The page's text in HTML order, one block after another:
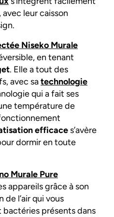
avec leur caisson
Niseko Murale
en tenant
. Elle a tout des
avec satechnologie
qui a fait ses
température de
efficace s’avère
dormir en toute
Murale Pure
appareils grâce à son
l’air qui vous
bactéries présents dans